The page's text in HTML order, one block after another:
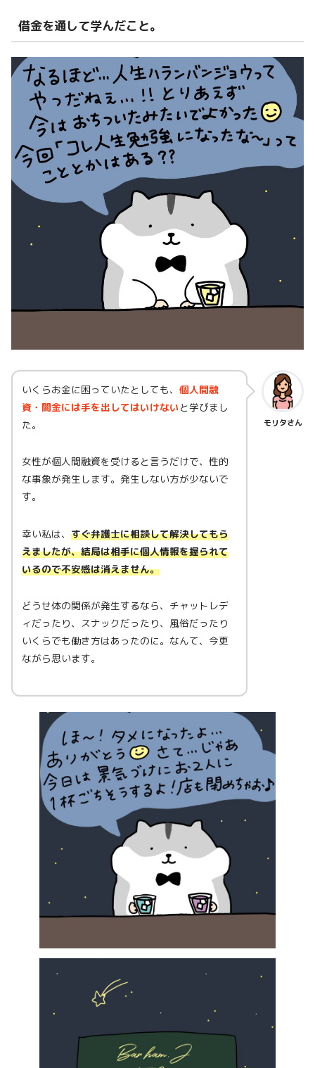
借金を通して学んだこと。
いくらお金に困っていたとしても、 個人間融
資・闇金には手を出してはいけない と学びまし
た。
女性が個人間融資を受けると言うだけで、性的
な事象が発生します。発生しない方が少ないで
す。
幸い私は、 すぐ弁護士に相談して解決してもら
えましたが、結局は相手に個人情報を握られて
いるので不安感は消えません。
どうせ体の関係が発生するなら、チャットレデ
ィだったり、スナックだったり、風俗だったり
いくらでも働き方はあったのに。なんて、今更
ながら思います。
モリタさん